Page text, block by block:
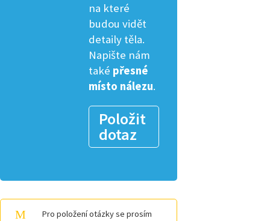
na které
budou vidět
detaily těla.
Napište nám
také přesné
místo nálezu.
Položit
dotaz
Pro položení otázky se prosím